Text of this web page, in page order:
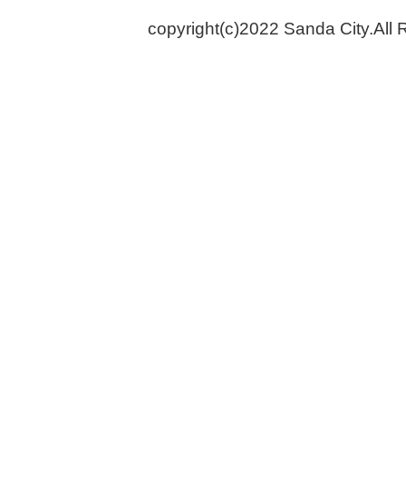
copyright(c)2022 Sanda City.All